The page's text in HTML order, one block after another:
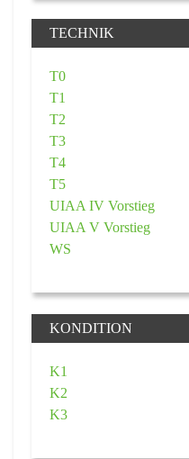
TECHNIK
T0
T1
T2
T3
T4
T5
UIAA IV Vorstieg
UIAA V Vorstieg
WS
KONDITION
K1
K2
K3